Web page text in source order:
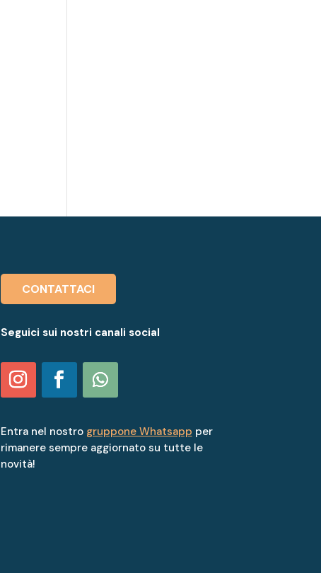
CONTATTACI
Seguici sui nostri canali social
Entra nel nostro gruppone Whatsapp per
rimanere sempre aggiornato su tutte le
novità!